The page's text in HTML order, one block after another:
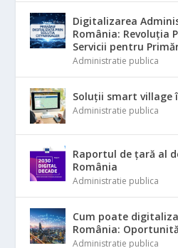
Digitalizarea
România: Revoluția
Servicii pentru
Administratie publica
Soluții smart village
Administratie publica
Raportul de țară al
România
Administratie publica
Cum poate
România:
Administratie publica